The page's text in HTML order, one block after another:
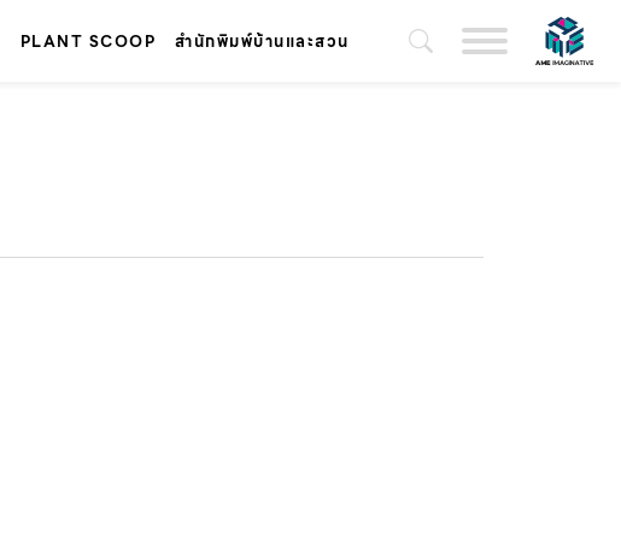
PLANT SCOOP สำนักพิมพ์บ้านและสวน